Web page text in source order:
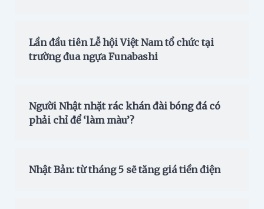
Lần đầu tiên Lễ hội Việt Nam tổ chức tại
trường đua ngựa Funabashi
Người Nhật nhặt rác khán đài bóng đá có
phải chỉ để ‘làm màu’?
Nhật Bản: từ tháng 5 sẽ tăng giá tiền điện